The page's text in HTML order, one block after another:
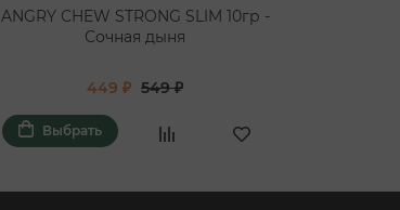
ANGRY CHEW STRONG SLIM 10гр -
Сочная дыня
449 ₽ 549 ₽
Выбрать